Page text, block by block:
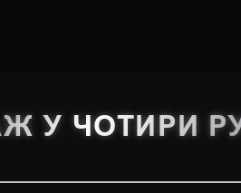
У ЧОТИРИ